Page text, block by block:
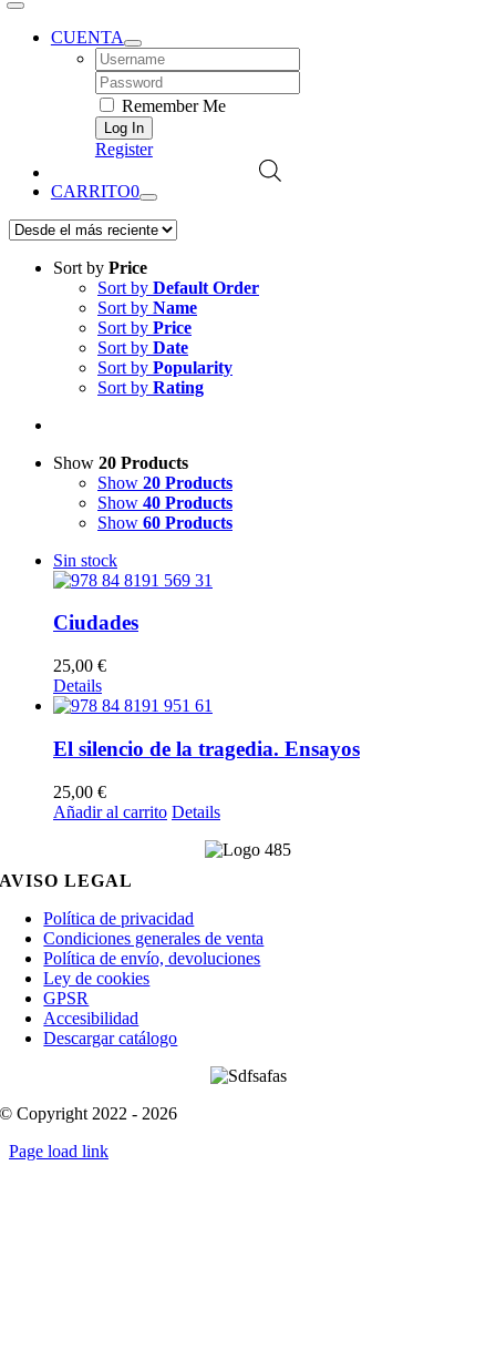
CUENTA
Username:
Password:
Remember Me
Register
CARRITO0
Sort by Price
Sort by Default Order
Sort by Name
Sort by Price
Sort by Date
Sort by Popularity
Sort by Rating
Show 20 Products
Show 20 Products
Show 40 Products
Show 60 Products
Sin stock
Ciudades
25,00 €
Details
El silencio de la tragedia. Ensayos
25,00 €
Añadir al carrito Details
AVISO LEGAL
Política de privacidad
Condiciones generales de venta
Política de envío, devoluciones
Ley de cookies
GPSR
Accesibilidad
Descargar catálogo
© Copyright 2022 - 2026
Page load link